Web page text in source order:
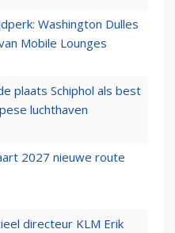
Washington Dulles
Mobile Lounges
plaats Schiphol als best
luchthaven
2027 nieuwe route
directeur KLM Erik